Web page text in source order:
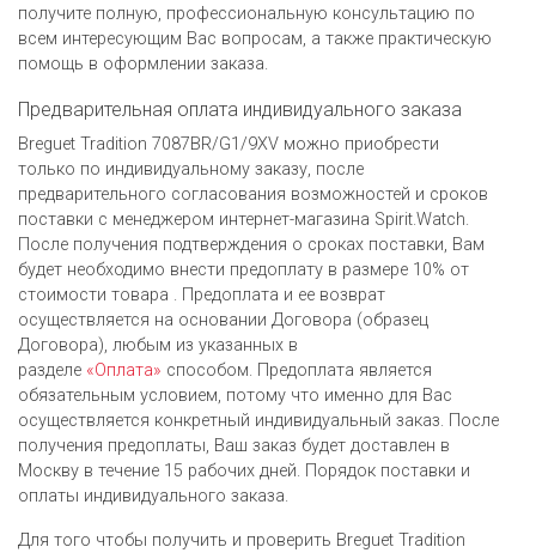
получите полную, профессиональную консультацию по
всем интересующим Вас вопросам, а также практическую
помощь в оформлении заказа.
Предварительная оплата индивидуального заказа
Breguet Tradition 7087BR/G1/9XV можно приобрести
только по индивидуальному заказу, после
предварительного согласования возможностей и сроков
поставки с менеджером интернет-магазина Spirit.Watch.
После получения подтверждения о сроках поставки, Вам
будет необходимо внести предоплату в размере 10% от
стоимости товара . Предоплата и ее возврат
осуществляется на основании Договора (образец
Договора), любым из указанных в
разделе «Оплата» способом. Предоплата является
обязательным условием, потому что именно для Вас
осуществляется конкретный индивидуальный заказ. После
получения предоплаты, Ваш заказ будет доставлен в
Москву в течение 15 рабочих дней. Порядок поставки и
оплаты индивидуального заказа.
Для того чтобы получить и проверить Breguet Tradition